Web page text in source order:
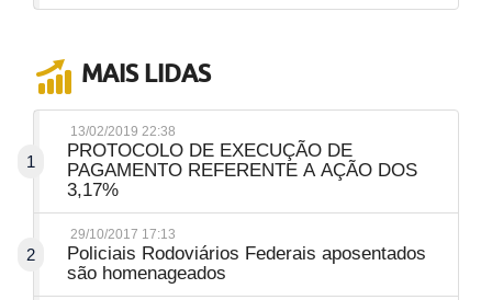
MAIS LIDAS
1
13/02/2019 22:38
PROTOCOLO DE EXECUÇÃO DE
PAGAMENTO REFERENTE A AÇÃO DOS
3,17%
2
29/10/2017 17:13
Policiais Rodoviários Federais aposentados
são homenageados